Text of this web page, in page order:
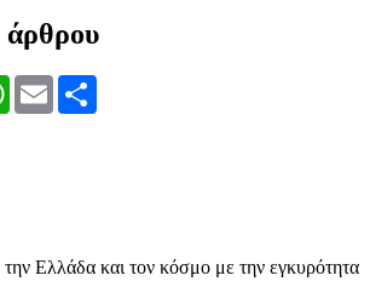
άρθρου
WhatsApp
Email
την Ελλάδα και τον κόσμο με την εγκυρότητα